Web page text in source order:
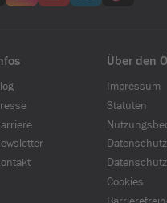
Über den
Impressum
Statuten
Datenschutz
Cookies